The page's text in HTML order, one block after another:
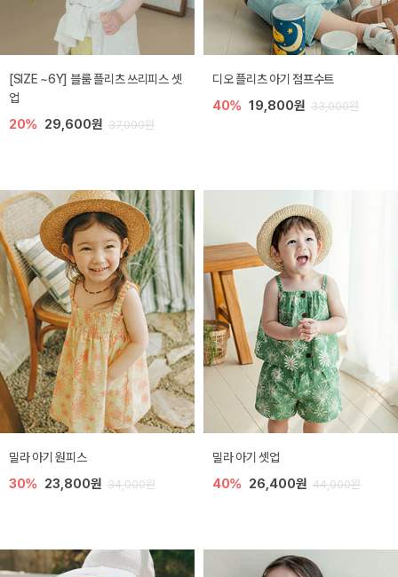
[SIZE ~6Y] 블룸 플리츠 쓰리피스 셋
업
20% 29,600원 37,000원
디오 플리츠 아기 점프수트
40% 19,800원 33,000원
밀라 아기 원피스
30% 23,800원 34,000원
밀라 아기 셋업
40% 26,400원 44,000원